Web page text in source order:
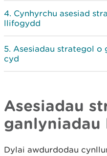
Cynhyrchu asesiad
llifogydd
Asesiadau strategol
cyd
Asesiadau
Dylai awdurdodau